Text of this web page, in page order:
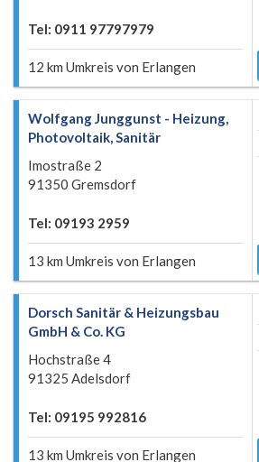
Tel: 0911 97797979
12 km Umkreis von Erlangen
Wolfgang Junggunst - Heizung,
Photovoltaik, Sanitär
Imostraße 2
91350 Gremsdorf
Tel: 09193 2959
13 km Umkreis von Erlangen
Dorsch Sanitär & Heizungsbau
GmbH & Co. KG
Hochstraße 4
91325 Adelsdorf
Tel: 09195 992816
13 km Umkreis von Erlangen